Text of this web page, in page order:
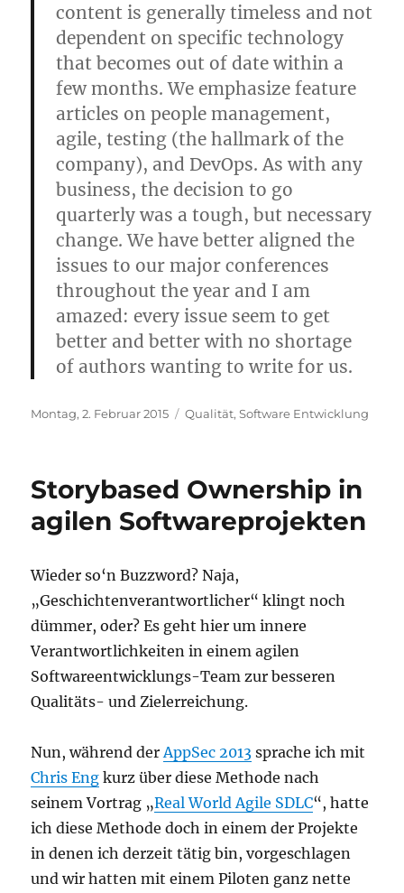
content is generally timeless and not
dependent on specific technology
that becomes out of date within a
few months. We emphasize feature
articles on people management,
agile, testing (the hallmark of the
company), and DevOps. As with any
business, the decision to go
quarterly was a tough, but necessary
change. We have better aligned the
issues to our major conferences
throughout the year and I am
amazed: every issue seem to get
better and better with no shortage
of authors wanting to write for us.
Veröffentlicht
Montag, 2. Februar 2015 Kategorien
Qualität,Software Entwicklung
Storybased Ownership in
agilen Softwareprojekten
Wieder so‘n Buzzword? Naja,
„Geschichtenverantwortlicher“ klingt noch
dümmer, oder? Es geht hier um innere
Verantwortlichkeiten in einem agilen
Softwareentwicklungs-Team zur besseren
Qualitäts- und Zielerreichung.
Nun, während der AppSec 2013 sprache ich mit
Chris Eng kurz über diese Methode nach
seinem Vortrag „Real World Agile SDLC“, hatte
ich diese Methode doch in einem der Projekte
in denen ich derzeit tätig bin, vorgeschlagen
und wir hatten mit einem Piloten ganz nette